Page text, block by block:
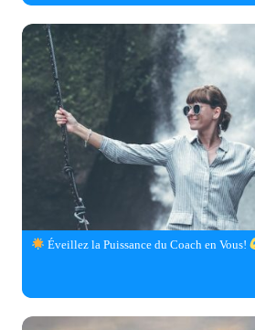
Éveillez la Puissance du Coach en Vous!